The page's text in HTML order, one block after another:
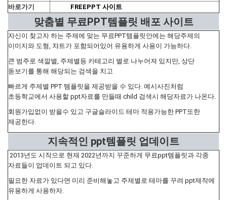
바로가기
FREEPPT 사이트
맞춤별 무료PPT템플릿 배포 사이트
자신이 찾고자 하는 주제에 맞는 무료PPT템플릿안에는 해당주제의
이미지와 도형, 챠트가 포함되어있어 유용하게 사용이 가능하다.
큰 범주로 색깔별, 주제별등 카테고리 별로 나누어져 있지만, 상단
돋보기를 통해 해당되는 검색을 치고
빠르게 주제별 PPT 템플릿을 제공받을 수 있다. 예시사진처럼
초등학교에서 사용할 ppt자료를 만들때 child 검색시 해당자료가 나온다.
회원가입없이 받을수 있고 구글슬라이드 테마 적용가능한 PPT또한
제공한다.
지속적인 ppt템플릿 업데이트
2013년도 시작으로 현재 2022년까지 꾸준하게 무료ppt템플릿과 각종
자료들이 업데이트 되고 있다.
필요한 자료가 있다면 미리 준비해놓고 주제별로 테마를 꾸려 ppt제작에
유용하게 사용하자.